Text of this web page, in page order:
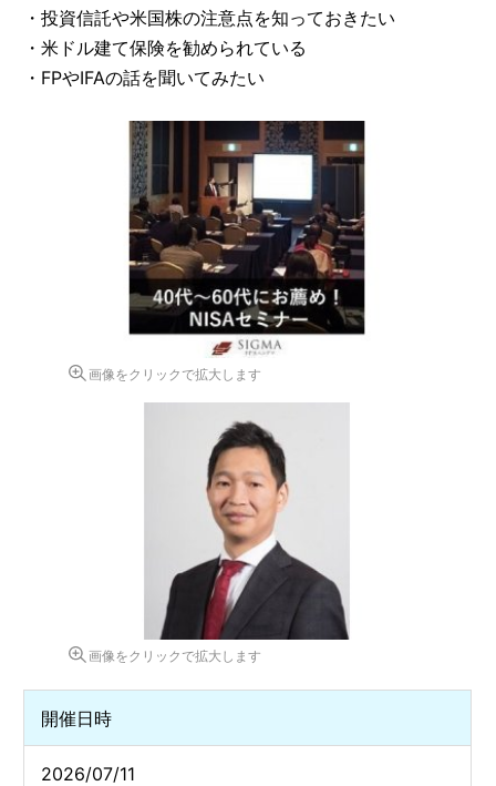
・投資信託や米国株の注意点を知っておきたい
・米ドル建て保険を勧められている
・FPやIFAの話を聞いてみたい
画像をクリックで拡大します
画像をクリックで拡大します
開催日時
2026/07/11